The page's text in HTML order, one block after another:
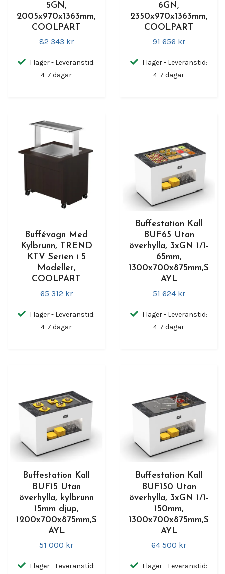
5GN,
2005x970x1363mm,
COOLPART
82 343 kr
I lager - Leveranstid:
4-7 dagar
6GN,
2350x970x1363mm,
COOLPART
91 656 kr
I lager - Leveranstid:
4-7 dagar
Buffévagn Med
Kylbrunn, TREND
KTV Serien i 5
Modeller,
COOLPART
65 312 kr
I lager - Leveranstid:
4-7 dagar
Buffestation Kall
BUF65 Utan
överhylla, 3xGN 1/1-
65mm,
1300x700x875mm,S
AYL
51 624 kr
I lager - Leveranstid:
4-7 dagar
Buffestation Kall
BUF15 Utan
överhylla, kylbrunn
15mm djup,
1200x700x875mm,S
AYL
51 000 kr
I lager - Leveranstid:
Buffestation Kall
BUF150 Utan
överhylla, 3xGN 1/1-
150mm,
1300x700x875mm,S
AYL
64 500 kr
I lager - Leveranstid: